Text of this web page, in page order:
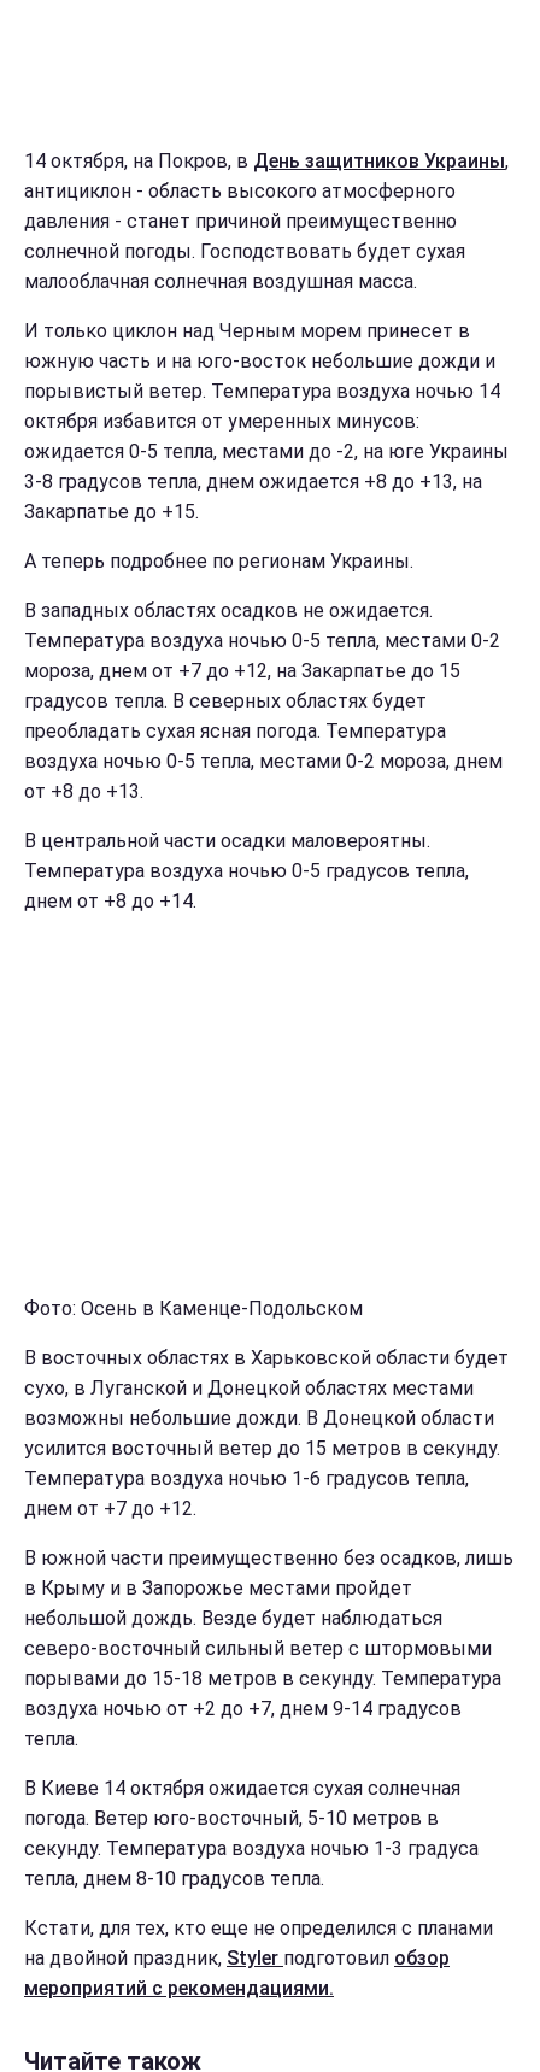
14 октября, на Покров, в День защитников Украины,
антициклон - область высокого атмосферного
давления - станет причиной преимущественно
солнечной погоды. Господствовать будет сухая
малооблачная солнечная воздушная масса.
И только циклон над Черным морем принесет в
южную часть и на юго-восток небольшие дожди и
порывистый ветер. Температура воздуха ночью 14
октября избавится от умеренных минусов:
ожидается 0-5 тепла, местами до -2, на юге Украины
3-8 градусов тепла, днем ожидается +8 до +13, на
Закарпатье до +15.
А теперь подробнее по регионам Украины.
В западных областях осадков не ожидается.
Температура воздуха ночью 0-5 тепла, местами 0-2
мороза, днем от +7 до +12, на Закарпатье до 15
градусов тепла. В северных областях будет
преобладать сухая ясная погода. Температура
воздуха ночью 0-5 тепла, местами 0-2 мороза, днем
от +8 до +13.
В центральной части осадки маловероятны.
Температура воздуха ночью 0-5 градусов тепла,
днем от +8 до +14.
Фото: Осень в Каменце-Подольском
В восточных областях в Харьковской области будет
сухо, в Луганской и Донецкой областях местами
возможны небольшие дожди. В Донецкой области
усилится восточный ветер до 15 метров в секунду.
Температура воздуха ночью 1-6 градусов тепла,
днем от +7 до +12.
В южной части преимущественно без осадков, лишь
в Крыму и в Запорожье местами пройдет
небольшой дождь. Везде будет наблюдаться
северо-восточный сильный ветер с штормовыми
порывами до 15-18 метров в секунду. Температура
воздуха ночью от +2 до +7, днем 9-14 градусов
тепла.
В Киеве 14 октября ожидается сухая солнечная
погода. Ветер юго-восточный, 5-10 метров в
секунду. Температура воздуха ночью 1-3 градуса
тепла, днем 8-10 градусов тепла.
Кстати, для тех, кто еще не определился с планами
на двойной праздник, Styler подготовил обзор
мероприятий с рекомендациями.
Читайте також